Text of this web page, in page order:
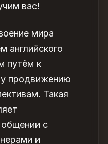
вас!
мира
английского
путём к
продвижению
Такая
с
и